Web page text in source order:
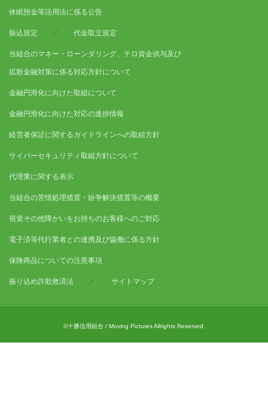
休眠預金等活用法に係る公告
振込規定 ／ 代金取立規定
当組合のマネー・ローンダリング、テロ資金供与及び
拡散金融対策に係る対応方針について
金融円滑化に向けた取組について
金融円滑化に向けた対応の進捗情報
経営者保証に関するガイドラインへの取組方針
サイバーセキュリティ取組方針について
代理業に関する表示
当組合の苦情処理措置・紛争解決措置等の概要
視覚その他障がいをお持ちのお客様へのご対応
電子済等代行業者との連携及び協働に係る方針
保険商品についての注意事項
振り込め詐欺救済法 ／ サイトマップ
©十勝信用組合 / Moving Pictures Allrights Reserved.